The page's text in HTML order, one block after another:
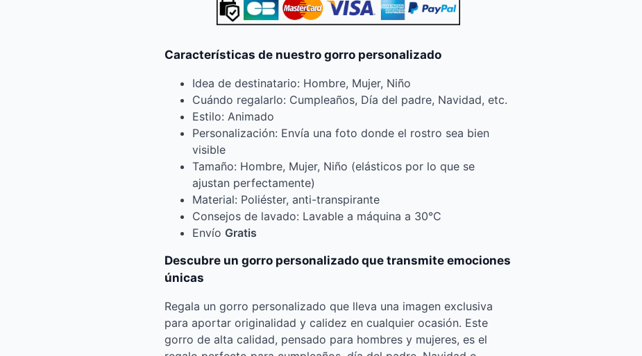
Características de nuestro gorro personalizado
Idea de destinatario: Hombre, Mujer, Niño
Cuándo regalarlo: Cumpleaños, Día del padre, Navidad, etc.
Estilo: Animado
Personalización: Envía una foto donde el rostro sea bien
visible
Tamaño: Hombre, Mujer, Niño (elásticos por lo que se
ajustan perfectamente)
Material: Poliéster, anti-transpirante
Consejos de lavado: Lavable a máquina a 30°C
Envío Gratis
Descubre un gorro personalizado que transmite emociones
únicas
Regala un gorro personalizado que lleva una imagen exclusiva
para aportar originalidad y calidez en cualquier ocasión. Este
gorro de alta calidad, pensado para hombres y mujeres, es el